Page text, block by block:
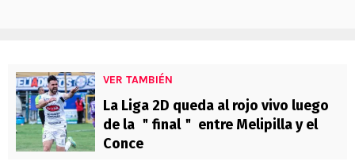
VER TAMBIÉN
La Liga 2D queda al rojo vivo luego
de la ＂final＂ entre Melipilla y el
Conce